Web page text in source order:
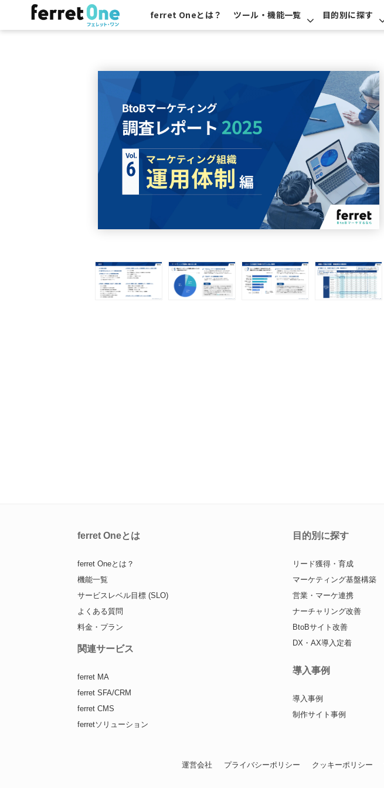
ferret Oneとは？ ツール・機能一覧 目的別に探す
ferret Oneとは
ferret Oneとは？
機能一覧
サービスレベル目標 (SLO)
よくある質問
料金・プラン
関連サービス
ferret MA
ferret SFA/CRM
ferret CMS
ferretソリューション
目的別に探す
リード獲得・育成
マーケティング基盤構築
営業・マーケ連携
ナーチャリング改善
BtoBサイト改善
DX・AX導入定着
導入事例
導入事例
制作サイト事例
運営会社 プライバシーポリシー クッキーポリシー